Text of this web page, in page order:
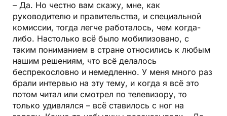
– Да. Но честно вам скажу, мне, как
руководителю и правительства, и специальной
комиссии, тогда легче работалось, чем когда-
либо. Настолько всё было мобилизовано, с
таким пониманием в стране относились к любым
нашим решениям, что всё делалось
беспрекословно и немедленно. У меня много раз
брали интервью на эту тему, и когда я всё это
потом читал или смотрел по телевизору, то
только удивлялся – всё ставилось с ног на